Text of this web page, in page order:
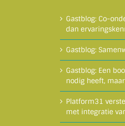
Gastblog: Co-
dan
Gastblog:
Gastblog: Een
nodig heeft,
Platform31
met integratie